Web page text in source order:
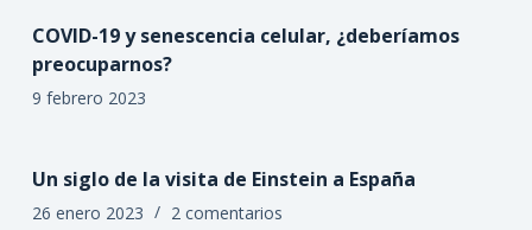
COVID-19 y senescencia celular, ¿deberíamos
preocuparnos?
9 febrero 2023
Un siglo de la visita de Einstein a España
26 enero 2023 2 comentarios